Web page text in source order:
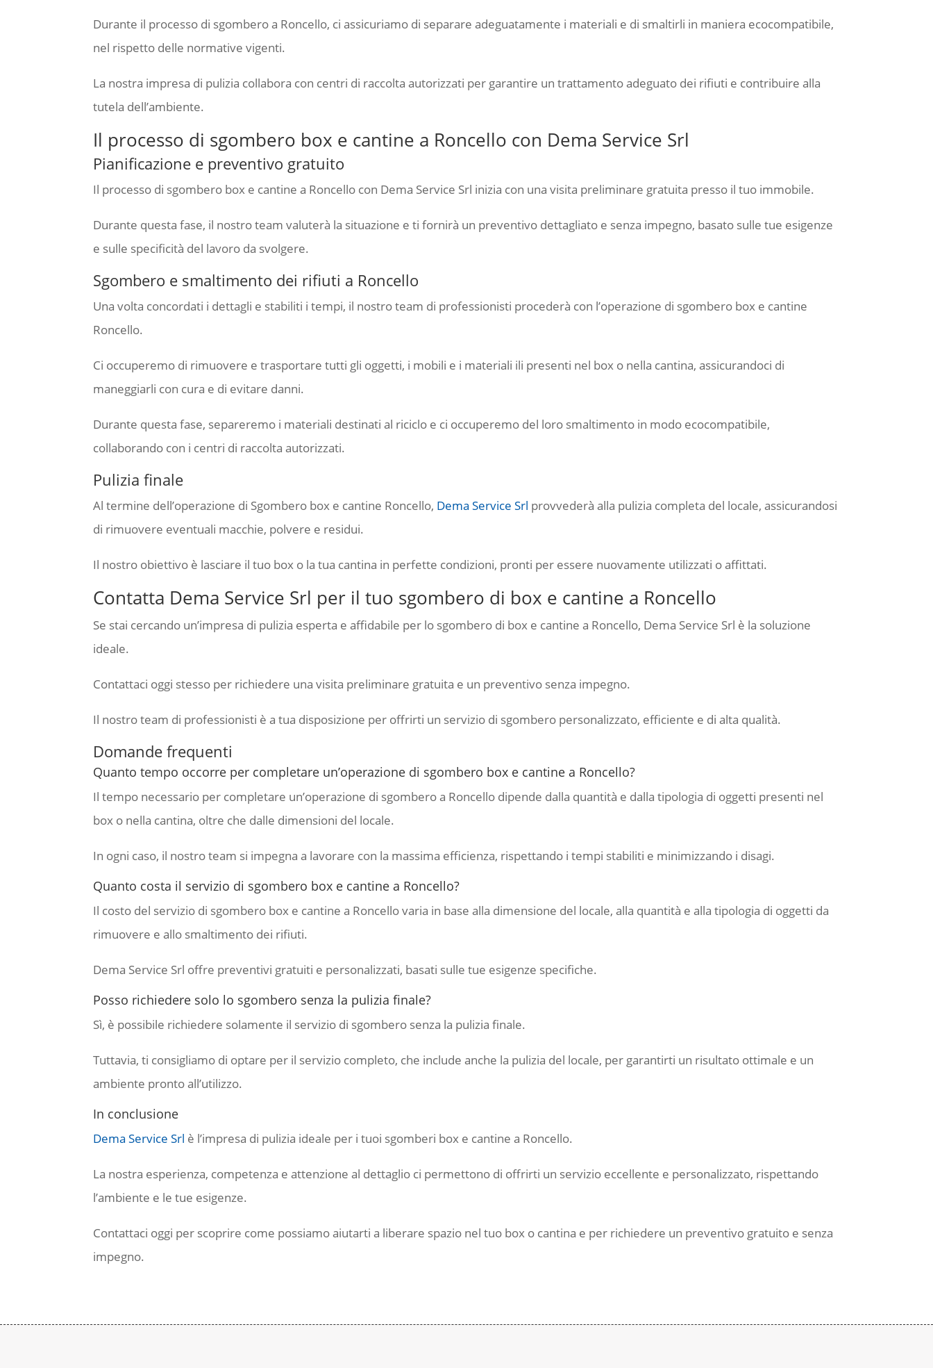
Durante il processo di sgombero a Roncello, ci assicuriamo di separare adeguatamente i materiali e di smaltirli in maniera ecocompatibile,
nel rispetto delle normative vigenti.
La nostra impresa di pulizia collabora con centri di raccolta autorizzati per garantire un trattamento adeguato dei rifiuti e contribuire alla
tutela dell’ambiente.
Il processo di sgombero box e cantine a Roncello con Dema Service Srl
Pianificazione e preventivo gratuito
Il processo di sgombero box e cantine a Roncello con Dema Service Srl inizia con una visita preliminare gratuita presso il tuo immobile.
Durante questa fase, il nostro team valuterà la situazione e ti fornirà un preventivo dettagliato e senza impegno, basato sulle tue esigenze
e sulle specificità del lavoro da svolgere.
Sgombero e smaltimento dei rifiuti a Roncello
Una volta concordati i dettagli e stabiliti i tempi, il nostro team di professionisti procederà con l’operazione di sgombero box e cantine
Roncello.
Ci occuperemo di rimuovere e trasportare tutti gli oggetti, i mobili e i materiali ili presenti nel box o nella cantina, assicurandoci di
maneggiarli con cura e di evitare danni.
Durante questa fase, separeremo i materiali destinati al riciclo e ci occuperemo del loro smaltimento in modo ecocompatibile,
collaborando con i centri di raccolta autorizzati.
Pulizia finale
Al termine dell’operazione di Sgombero box e cantine Roncello, Dema Service Srl provvederà alla pulizia completa del locale, assicurandosi
di rimuovere eventuali macchie, polvere e residui.
Il nostro obiettivo è lasciare il tuo box o la tua cantina in perfette condizioni, pronti per essere nuovamente utilizzati o affittati.
Contatta Dema Service Srl per il tuo sgombero di box e cantine a Roncello
Se stai cercando un’impresa di pulizia esperta e affidabile per lo sgombero di box e cantine a Roncello, Dema Service Srl è la soluzione
ideale.
Contattaci oggi stesso per richiedere una visita preliminare gratuita e un preventivo senza impegno.
Il nostro team di professionisti è a tua disposizione per offrirti un servizio di sgombero personalizzato, efficiente e di alta qualità.
Domande frequenti
Quanto tempo occorre per completare un’operazione di sgombero box e cantine a Roncello?
Il tempo necessario per completare un’operazione di sgombero a Roncello dipende dalla quantità e dalla tipologia di oggetti presenti nel
box o nella cantina, oltre che dalle dimensioni del locale.
In ogni caso, il nostro team si impegna a lavorare con la massima efficienza, rispettando i tempi stabiliti e minimizzando i disagi.
Quanto costa il servizio di sgombero box e cantine a Roncello?
Il costo del servizio di sgombero box e cantine a Roncello varia in base alla dimensione del locale, alla quantità e alla tipologia di oggetti da
rimuovere e allo smaltimento dei rifiuti.
Dema Service Srl offre preventivi gratuiti e personalizzati, basati sulle tue esigenze specifiche.
Posso richiedere solo lo sgombero senza la pulizia finale?
Sì, è possibile richiedere solamente il servizio di sgombero senza la pulizia finale.
Tuttavia, ti consigliamo di optare per il servizio completo, che include anche la pulizia del locale, per garantirti un risultato ottimale e un
ambiente pronto all’utilizzo.
In conclusione
Dema Service Srl è l’impresa di pulizia ideale per i tuoi sgomberi box e cantine a Roncello.
La nostra esperienza, competenza e attenzione al dettaglio ci permettono di offrirti un servizio eccellente e personalizzato, rispettando
l’ambiente e le tue esigenze.
Contattaci oggi per scoprire come possiamo aiutarti a liberare spazio nel tuo box o cantina e per richiedere un preventivo gratuito e senza
impegno.